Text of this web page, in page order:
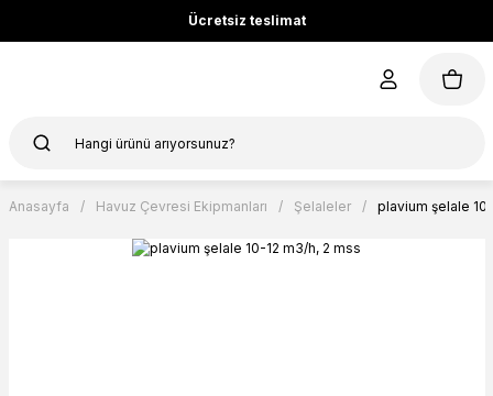
Ücretsiz teslimat
Anasayfa Havuz Çevresi Ekipmanları Şelaleler plavium şelale